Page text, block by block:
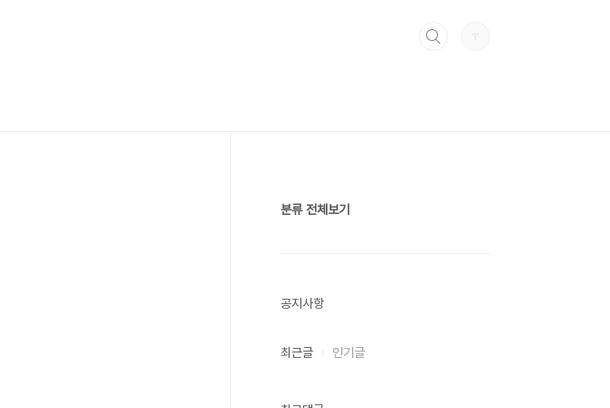
분류 전체보기
공지사항
최근글 인기글